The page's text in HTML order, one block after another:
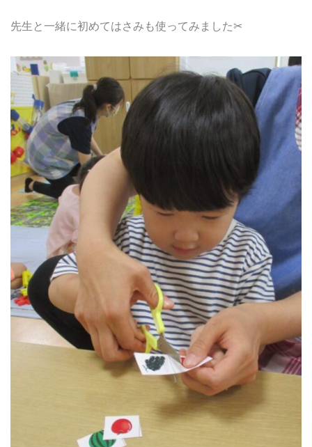
先生と一緒に初めてはさみも使ってみました✂